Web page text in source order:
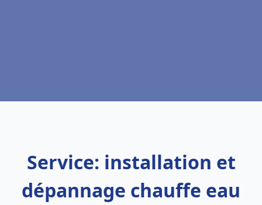
Service: installation et
dépannage chauffe eau